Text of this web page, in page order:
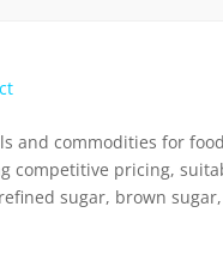
and commodities for
competitive pricing,
sugar, brown sugar,